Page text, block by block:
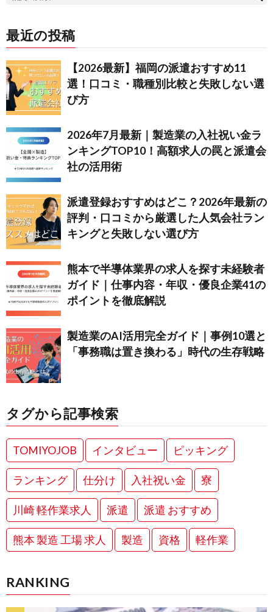
最近の投稿
【2026最新】福岡の派遣おすすめ11
選！口コミ・職種別比較と失敗しない選
び方
2026年7月最新｜製造業の入社祝い金ラ
ンキングTOP10！高額求人の罠と派遣会
社の活用術
派遣登録おすすめはどこ？2026年最新の
評判・口コミから厳選した人気会社ラン
キングと失敗しない選び方
熊本で半導体業界の求人を探す未経験者
ガイド｜仕事内容・年収・優良企業41の
ポイントを徹底解説
製造業のAI活用完全ガイド｜事例10選と
「事務職は置き換わる」時代の生存戦略
タグから記事検索
TOMIYOJOB インタビュー ピッキング
ランキング 仕分け 入社祝い金 寮
川崎 軽作業求人 派遣 派遣 おすすめ
熊本 製造 工場 求人 製造 資格 軽作業
RANKING